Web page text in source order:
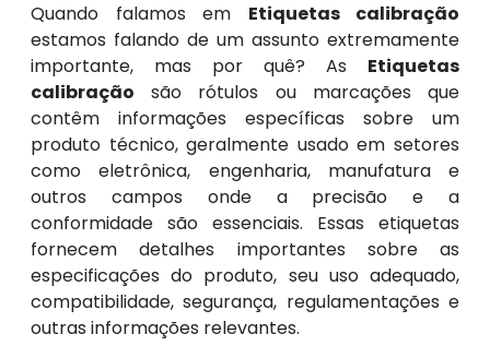
Quando falamos em Etiquetas calibração
estamos falando de um assunto extremamente
importante, mas por quê? As Etiquetas
calibração são rótulos ou marcações que
contêm informações específicas sobre um
produto técnico, geralmente usado em setores
como eletrônica, engenharia, manufatura e
outros campos onde a precisão e a
conformidade são essenciais. Essas etiquetas
fornecem detalhes importantes sobre as
especificações do produto, seu uso adequado,
compatibilidade, segurança, regulamentações e
outras informações relevantes.